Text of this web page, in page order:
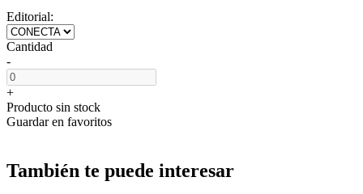
Editorial:
Cantidad
-
+
Producto sin stock
Guardar en favoritos
También te puede interesar